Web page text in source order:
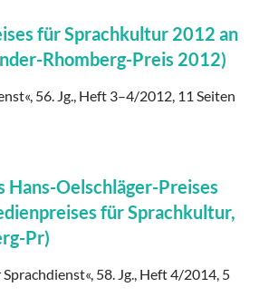
für Sprachkultur 2012 an
Rhomberg-Preis 2012)
56. Jg., Heft 3–4/2012, 11 Seiten
Hans-Oelschläger-Preises
für Sprachkultur,
Pr)
58. Jg., Heft 4/2014, 5